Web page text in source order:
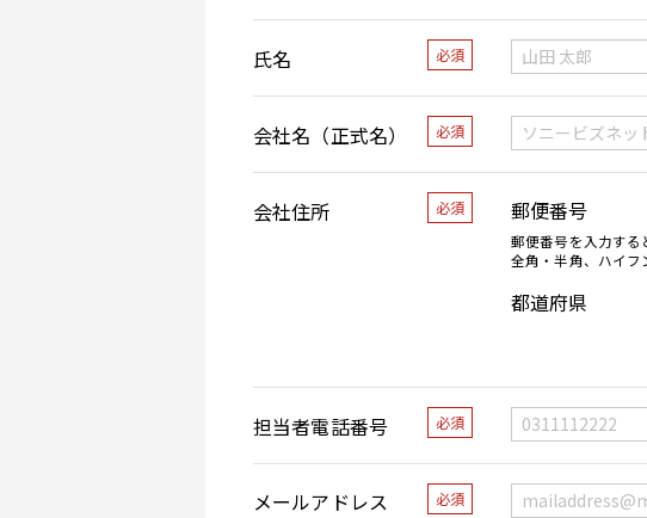
氏名 必須
会社名（正式名） 必須
会社住所 必須 郵便番号
郵便番号を入力する
全角・半角、ハイフ
都道府県
担当者電話番号 必須
メールアドレス 必須